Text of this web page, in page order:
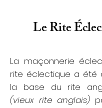
Le Rite
La maçonnerie
rite éclectique a été
la base du rite
(vieux rite anglais)